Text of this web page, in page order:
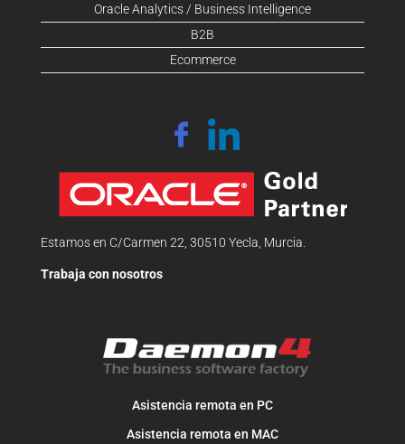
Oracle Analytics / Business Intelligence
B2B
Ecommerce
Estamos en C/Carmen 22, 30510 Yecla, Murcia.
Trabaja con nosotros
Asistencia remota en PC
Asistencia remota en MAC